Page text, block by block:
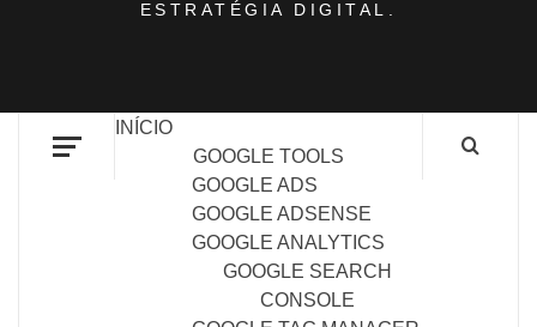
ESTRATÉGIA DIGITAL.
INÍCIO
GOOGLE TOOLS
GOOGLE ADS
GOOGLE ADSENSE
GOOGLE ANALYTICS
GOOGLE SEARCH
CONSOLE